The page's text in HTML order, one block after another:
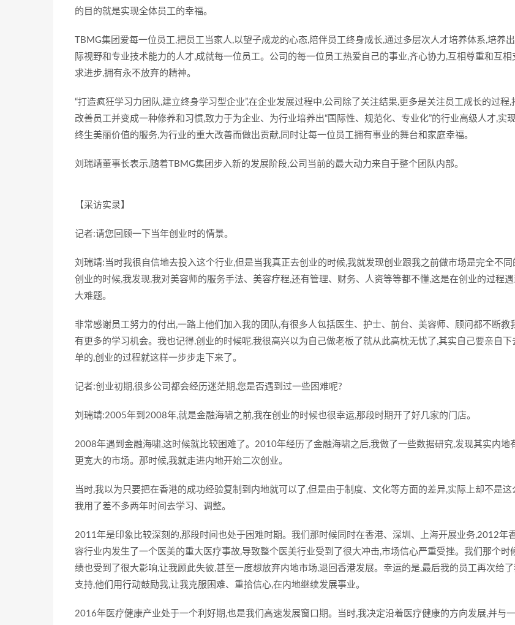
的目的就是实现全体员工的幸福。
TBMG集团爱每一位员工,把员工当家人,以望子成龙的心态,陪伴员工终身成长,通过多层次人才培养体系,培养
际视野和专业技术能力的人才,成就每一位员工。公司的每一位员工热爱自己的事业,齐心协力,互相尊重和互相
求进步,拥有永不放弃的精神。
“打造疯狂学习力团队,建立终身学习型企业”,在企业发展过程中,公司除了关注结果,更多是关注员工成长的过程,
改善员工并变成一种修养和习惯,致力于为企业、为行业培养出“国际性、规范化、专业化”的行业高级人才,实
终生美丽价值的服务,为行业的重大改善而做出贡献,同时让每一位员工拥有事业的舞台和家庭幸福。
刘瑞靖董事长表示,随着TBMG集团步入新的发展阶段,公司当前的最大动力来自于整个团队内部。
【采访实录】
记者:请您回顾一下当年创业时的情景。
刘瑞靖:当时我很自信地去投入这个行业,但是当我真正去创业的时候,我就发现创业跟我之前做市场是完全不同
创业的时候,我发现,我对美容师的服务手法、美容疗程,还有管理、财务、人资等等都不懂,这是在创业的过程
大难题。
非常感谢员工努力的付出,一路上他们加入我的团队,有很多人包括医生、护士、前台、美容师、顾问都不断教
有更多的学习机会。我也记得,创业的时候呢,我很高兴以为自己做老板了就从此高枕无忧了,其实自己要亲自下
单的,创业的过程就这样一步步走下来了。
记者:创业初期,很多公司都会经历迷茫期,您是否遇到过一些困难呢?
刘瑞靖:2005年到2008年,就是金融海啸之前,我在创业的时候也很幸运,那段时期开了好几家的门店。
2008年遇到金融海啸,这时候就比较困难了。2010年经历了金融海啸之后,我做了一些数据研究,发现其实内地
更宽大的市场。那时候,我就走进内地开始二次创业。
当时,我以为只要把在香港的成功经验复制到内地就可以了,但是由于制度、文化等方面的差异,实际上却不是这
我用了差不多两年时间去学习、调整。
2011年是印象比较深刻的,那段时间也处于困难时期。我们那时候同时在香港、深圳、上海开展业务,2012年
容行业内发生了一个医美的重大医疗事故,导致整个医美行业受到了很大冲击,市场信心严重受挫。我们那个时
绩也受到了很大影响,让我顾此失彼,甚至一度想放弃内地市场,退回香港发展。幸运的是,最后我的员工再次给
支持,他们用行动鼓励我,让我克服困难、重拾信心,在内地继续发展事业。
2016年医疗健康产业处于一个利好期,也是我们高速发展窗口期。当时,我决定沿着医疗健康的方向发展,并与